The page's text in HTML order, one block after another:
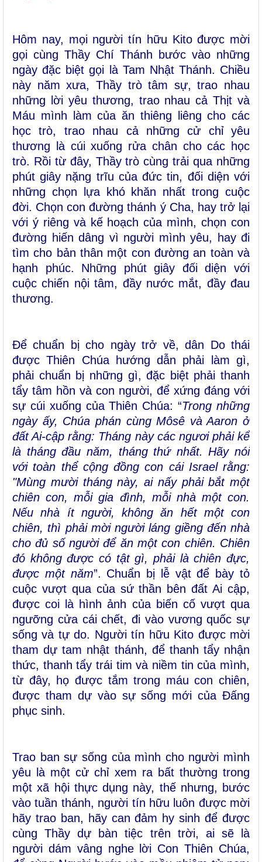
Hôm nay, mọi người tín hữu Kito được mời
gọi cùng Thầy Chí Thánh bước vào những
ngày đặc biệt gọi là Tam Nhật Thánh. Chiều
này năm xưa, Thầy trò tâm sự, trao nhau
những lời yêu thương, trao nhau cả Thịt và
Máu mình làm của ăn thiêng liêng cho các
học trò, trao nhau cả những cử chỉ yêu
thương là cúi xuống rửa chân cho các học
trò. Rồi từ đây, Thầy trò cùng trải qua những
phút giây nặng trĩu của đức tin, đối diện với
những chọn lựa khó khăn nhất trong cuộc
đời. Chọn con đường thánh ý Cha, hay trở lại
với ý riêng và kế hoạch của mình, chọn con
đường hiến dâng vì người mình yêu, hay đi
tìm cho bản thân một con đường an toàn và
hạnh phúc. Những phút giây đối diện với
cuộc chiến nội tâm, đầy nước mắt, đầy đau
thương.
Để chuẩn bị cho ngày trở về, dân Do thái
được Thiên Chúa hướng dẫn phải làm gì,
phải chuẩn bị những gì, đặc biệt phải thanh
tẩy tâm hồn và con người, để xứng đáng với
sự cúi xuống của Thiên Chúa: “Trong những
ngày ấy, Chúa phán cùng Môsê và Aaron ở
đất Ai-cập rằng: Tháng này các ngươi phải kể
là tháng đầu năm, tháng thứ nhất. Hãy nói
với toàn thể cộng đồng con cái Israel rằng:
"Mùng mười tháng này, ai nấy phải bắt một
chiên con, mỗi gia đình, mỗi nhà một con.
Nếu nhà ít người, không ăn hết một con
chiên, thì phải mời người láng giềng đến nhà
cho đủ số người để ăn một con chiên. Chiên
đó không được có tật gì, phải là chiên đực,
được một năm”. Chuẩn bị lễ vật để bày tỏ
cuộc vượt qua của sứ thần bên đất Ai cập,
được coi là hình ảnh của biến cố vượt qua
ngưỡng cửa cái chết, đi vào vương quốc sự
sống và tự do. Người tín hữu Kito được mời
tham dự tam nhật thánh, để thanh tẩy nhận
thức, thanh tẩy trái tim và niềm tin của mình,
từ đây, họ được tắm trong máu con chiên,
được tham dự vào sự sống mới của Đấng
phục sinh.
Trao ban sự sống của mình cho người mình
yêu là một cử chỉ xem ra bất thường trong
một xã hội thực dụng này, thế nhưng, bước
vào tuần thánh, người tín hữu luôn được mời
hãy trao ban, hãy can đảm hy sinh để được
cùng Thầy dự bàn tiệc trên trời, ai sẽ là
người dám vâng nghe lời Con Thiên Chúa,